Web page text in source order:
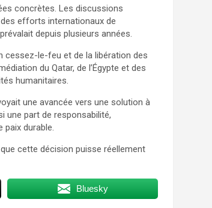
concrètes. Les discussions
efforts internationaux de
depuis plusieurs années.
cessez-le-feu et de la libération des
du Qatar, de l’Égypte et des
humanitaires.
une avancée vers une solution à
une part de responsabilité,
durable.
cette décision puisse réellement
Bluesky